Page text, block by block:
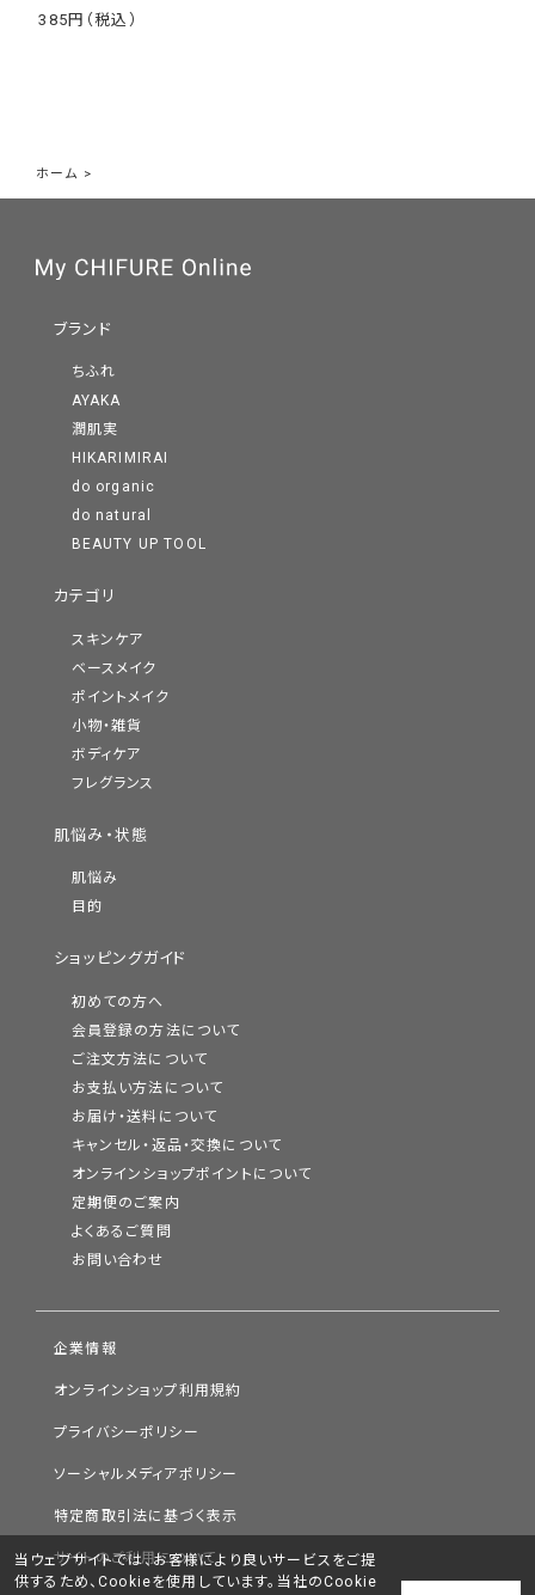
ホーム >
385
ブランド
ちふれ
AYAKA
潤肌実
HIKARIMIRAI
do organic
do natural
BEAUTY UP TOOL
カテゴリ
スキンケア
ベースメイク
ポイントメイク
小物・雑貨
ボディケア
フレグランス
肌悩み・状態
肌悩み
目的
ショッピングガイド
初めての方へ
会員登録の方法について
ご注文方法について
お支払い方法について
お届け・送料について
キャンセル・返品・交換について
オンラインショップポイントについて
定期便のご案内
よくあるご質問
お問い合わせ
企業情報
オンラインショップ利用規約
プライバシーポリシー
ソーシャルメディアポリシー
特定商取引法に基づく表示
サイトのご利用について
当ウェブサイトでは、お客様により良いサービスをご提
供するため、Cookieを使用しています。当社のCookie